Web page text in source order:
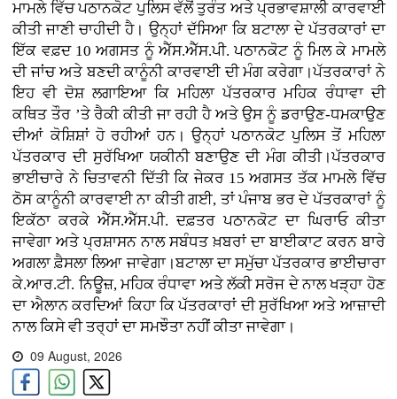
ਮਾਮਲੇ ਵਿੱਚ ਪਠਾਨਕੋਟ ਪੁਲਿਸ ਵੱਲੋਂ ਤੁਰੰਤ ਅਤੇ ਪ੍ਰਭਾਵਸ਼ਾਲੀ ਕਾਰਵਾਈ
ਕੀਤੀ ਜਾਣੀ ਚਾਹੀਦੀ ਹੈ। ਉਨ੍ਹਾਂ ਦੱਸਿਆ ਕਿ ਬਟਾਲਾ ਦੇ ਪੱਤਰਕਾਰਾਂ ਦਾ
ਇੱਕ ਵਫ਼ਦ 10 ਅਗਸਤ ਨੂੰ ਐੱਸ.ਐੱਸ.ਪੀ. ਪਠਾਨਕੋਟ ਨੂੰ ਮਿਲ ਕੇ ਮਾਮਲੇ
ਦੀ ਜਾਂਚ ਅਤੇ ਬਣਦੀ ਕਾਨੂੰਨੀ ਕਾਰਵਾਈ ਦੀ ਮੰਗ ਕਰੇਗਾ।ਪੱਤਰਕਾਰਾਂ ਨੇ
ਇਹ ਵੀ ਦੋਸ਼ ਲਗਾਇਆ ਕਿ ਮਹਿਲਾ ਪੱਤਰਕਾਰ ਮਹਿਕ ਰੰਧਾਵਾ ਦੀ
ਕਥਿਤ ਤੌਰ ’ਤੇ ਰੈਕੀ ਕੀਤੀ ਜਾ ਰਹੀ ਹੈ ਅਤੇ ਉਸ ਨੂੰ ਡਰਾਉਣ-ਧਮਕਾਉਣ
ਦੀਆਂ ਕੋਸ਼ਿਸ਼ਾਂ ਹੋ ਰਹੀਆਂ ਹਨ। ਉਨ੍ਹਾਂ ਪਠਾਨਕੋਟ ਪੁਲਿਸ ਤੋਂ ਮਹਿਲਾ
ਪੱਤਰਕਾਰ ਦੀ ਸੁਰੱਖਿਆ ਯਕੀਨੀ ਬਣਾਉਣ ਦੀ ਮੰਗ ਕੀਤੀ।ਪੱਤਰਕਾਰ
ਭਾਈਚਾਰੇ ਨੇ ਚਿਤਾਵਨੀ ਦਿੱਤੀ ਕਿ ਜੇਕਰ 15 ਅਗਸਤ ਤੱਕ ਮਾਮਲੇ ਵਿੱਚ
ਠੋਸ ਕਾਨੂੰਨੀ ਕਾਰਵਾਈ ਨਾ ਕੀਤੀ ਗਈ, ਤਾਂ ਪੰਜਾਬ ਭਰ ਦੇ ਪੱਤਰਕਾਰਾਂ ਨੂੰ
ਇਕੱਠਾ ਕਰਕੇ ਐੱਸ.ਐੱਸ.ਪੀ. ਦਫ਼ਤਰ ਪਠਾਨਕੋਟ ਦਾ ਘਿਰਾਓ ਕੀਤਾ
ਜਾਵੇਗਾ ਅਤੇ ਪ੍ਰਸ਼ਾਸਨ ਨਾਲ ਸਬੰਧਤ ਖ਼ਬਰਾਂ ਦਾ ਬਾਈਕਾਟ ਕਰਨ ਬਾਰੇ
ਅਗਲਾ ਫ਼ੈਸਲਾ ਲਿਆ ਜਾਵੇਗਾ।ਬਟਾਲਾ ਦਾ ਸਮੁੱਚਾ ਪੱਤਰਕਾਰ ਭਾਈਚਾਰਾ
ਕੇ.ਆਰ.ਟੀ. ਨਿਊਜ਼, ਮਹਿਕ ਰੰਧਾਵਾ ਅਤੇ ਲੱਕੀ ਸਰੋਜ ਦੇ ਨਾਲ ਖੜ੍ਹਾ ਹੋਣ
ਦਾ ਐਲਾਨ ਕਰਦਿਆਂ ਕਿਹਾ ਕਿ ਪੱਤਰਕਾਰਾਂ ਦੀ ਸੁਰੱਖਿਆ ਅਤੇ ਆਜ਼ਾਦੀ
ਨਾਲ ਕਿਸੇ ਵੀ ਤਰ੍ਹਾਂ ਦਾ ਸਮਝੌਤਾ ਨਹੀਂ ਕੀਤਾ ਜਾਵੇਗਾ।
09 August, 2026